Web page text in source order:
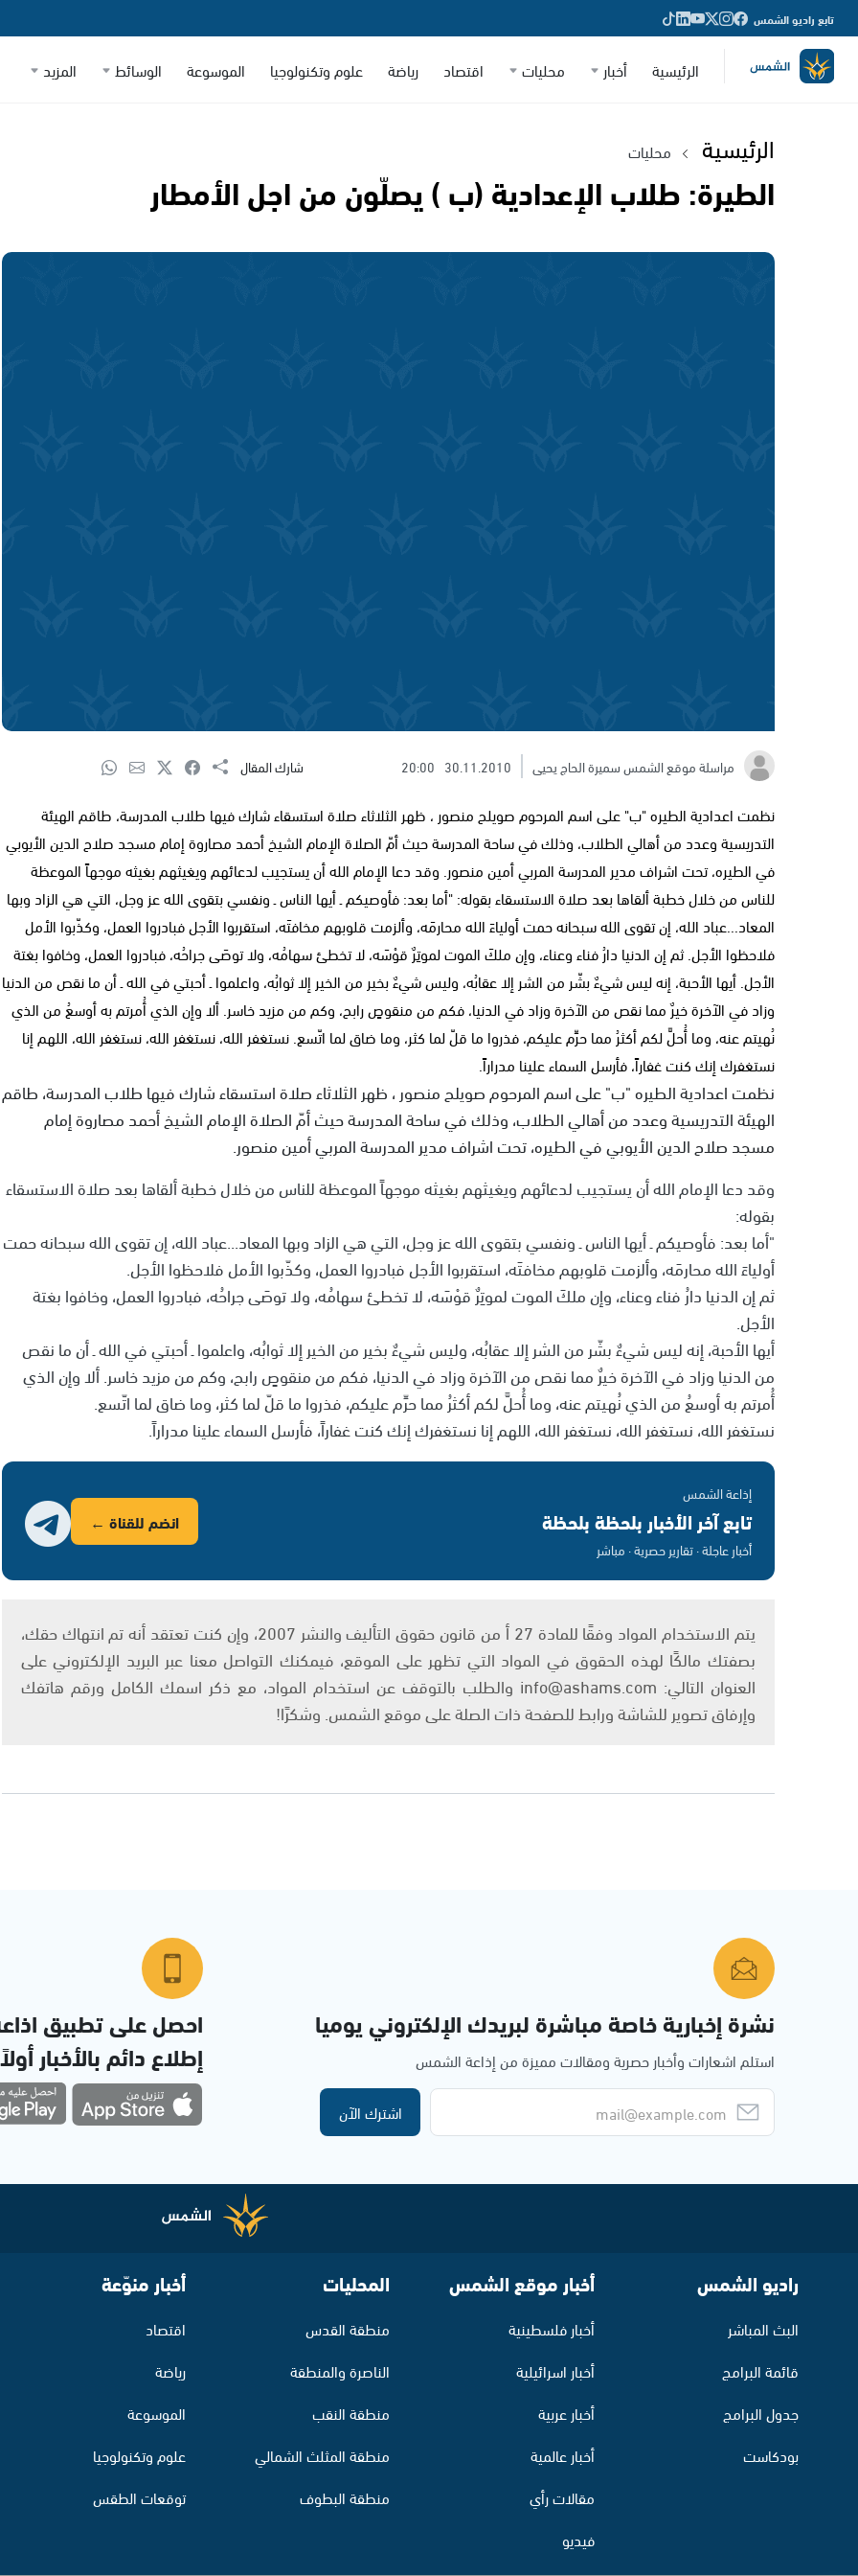
تابع راديو الشمس
الرئيسية أخبار محليات اقتصاد رياضة علوم وتكنولوجيا الموسوعة الوسائط المزيد
الرئيسية محليات
الطيرة: طلاب الإعدادية (ب ) يصلّون من اجل الأمطار
مراسلة موقع الشمس سميرة الحاج يحيى 30.11.2010
20:00 شارك المقال
نظمت اعدادية الطيره "ب" على اسم المرحوم صويلح منصور ، ظهر الثلاثاء صلاة استسقاء شارك فيها طلاب المدرسة، طاقم الهيئة
التدريسية وعدد من أهالي الطلاب، وذلك في ساحة المدرسة حيث أمّ الصلاة الإمام الشيخ أحمد مصاروة إمام مسجد صلاح الدين الأيوبي
في الطيره، تحت اشراف مدير المدرسة المربي أمين منصور. وقد دعا الإمام الله أن يستجيب لدعائهم ويغيثهم بغيثه موجهاً الموعظة
للناس من خلال خطبة ألقاها بعد صلاة الاستسقاء بقوله: "أما بعد: فأوصيكم ـ أيها الناس ـ ونفسي بتقوى الله عز وجل، التي هي الزاد وبها
المعاد...عباد الله، إن تقوى الله سبحانه حمت أولياءَ الله محارمَه، وألزمت قلوبهم مخافتَه، استقربوا الأجل فبادروا العمل، وكذّبوا الأمل
فلاحظوا الأجل. ثم إن الدنيا دارُ فناء وعناء، وإن ملكَ الموت لموتِرٌ قوْسَه، لا تخطئ سهامُه، ولا توصَى جراحُه، فبادروا العمل، وخافوا بغتة
الأجل. أيها الأحبة، إنه ليس شيءٌ بشّر من الشر إلا عقابُه، وليس شيءٌ بخير من الخير إلا ثوابُه، واعلموا ـ أحبتي في الله ـ أن ما نقص من الدنيا
وزاد في الآخرة خيرٌ مما نقص من الآخرة وزاد في الدنيا، فكم من منقوصٍ رابح، وكم من مزيد خاسر. ألا وإن الذي أُمرتم به أوسعُ من الذي
نُهيتم عنه، وما أُحلَّ لكم أكثرُ مما حرِّم عليكم، فذروا ما قلّ لما كثر، وما ضاق لما اتّسع. نستغفر الله، نستغفر الله، نستغفر الله، اللهم إنا
نستغفرك إنك كنت غفاراً، فأرسل السماء علينا مدراراً.
نظمت اعدادية الطيره "ب" على اسم المرحوم صويلح منصور ، ظهر الثلاثاء صلاة استسقاء شارك فيها طلاب المدرسة، طاقم
الهيئة التدريسية وعدد من أهالي الطلاب، وذلك في ساحة المدرسة حيث أمّ الصلاة الإمام الشيخ أحمد مصاروة إمام
مسجد صلاح الدين الأيوبي في الطيره، تحت اشراف مدير المدرسة المربي أمين منصور.
وقد دعا الإمام الله أن يستجيب لدعائهم ويغيثهم بغيثه موجهاً الموعظة للناس من خلال خطبة ألقاها بعد صلاة الاستسقاء
بقوله:
"أما بعد: فأوصيكم ـ أيها الناس ـ ونفسي بتقوى الله عز وجل، التي هي الزاد وبها المعاد...عباد الله، إن تقوى الله سبحانه حمت
أولياءَ الله محارمَه، وألزمت قلوبهم مخافتَه، استقربوا الأجل فبادروا العمل، وكذّبوا الأمل فلاحظوا الأجل.
ثم إن الدنيا دارُ فناء وعناء، وإن ملكَ الموت لموتِرٌ قوْسَه، لا تخطئ سهامُه، ولا توصَى جراحُه، فبادروا العمل، وخافوا بغتة
الأجل.
أيها الأحبة، إنه ليس شيءٌ بشّر من الشر إلا عقابُه، وليس شيءٌ بخير من الخير إلا ثوابُه، واعلموا ـ أحبتي في الله ـ أن ما نقص
من الدنيا وزاد في الآخرة خيرٌ مما نقص من الآخرة وزاد في الدنيا، فكم من منقوصٍ رابح، وكم من مزيد خاسر. ألا وإن الذي
أُمرتم به أوسعُ من الذي نُهيتم عنه، وما أُحلَّ لكم أكثرُ مما حرِّم عليكم، فذروا ما قلّ لما كثر، وما ضاق لما اتّسع.
نستغفر الله، نستغفر الله، نستغفر الله، اللهم إنا نستغفرك إنك كنت غفاراً، فأرسل السماء علينا مدراراً.
إذاعة الشمس
تابع آخر الأخبار بلحظة بلحظة
أخبار عاجلة · تقارير حصرية · مباشر
انضم للقناة ←
يتم الاستخدام المواد وفقًا للمادة 27 أ من قانون حقوق التأليف والنشر 2007، وإن كنت تعتقد أنه تم انتهاك حقك،
بصفتك مالكًا لهذه الحقوق في المواد التي تظهر على الموقع، فيمكنك التواصل معنا عبر البريد الإلكتروني على
العنوان التالي: info@ashams.com والطلب بالتوقف عن استخدام المواد، مع ذكر اسمك الكامل ورقم هاتفك
وإرفاق تصوير للشاشة ورابط للصفحة ذات الصلة على موقع الشمس. وشكرًا!
نشرة إخبارية خاصة مباشرة لبريدك الإلكتروني يوميا
استلم اشعارات وأخبار حصرية ومقالات مميزة من إذاعة الشمس
اشترك الآن
احصل على تطبيق
إطلاع دائم بالأخبار
راديو الشمس
البث المباشر
قائمة البرامج
جدول البرامج
بودكاست
أخبار موقع الشمس
أخبار فلسطينية
أخبار اسرائيلية
أخبار عربية
أخبار عالمية
مقالات رأي
فيديو
المحليات
منطقة القدس
الناصرة والمنطقة
منطقة النقب
منطقة المثلث الشمالي
منطقة البطوف
أخبار منوّعة
اقتصاد
رياضة
الموسوعة
علوم وتكنولوجيا
توقعات الطقس